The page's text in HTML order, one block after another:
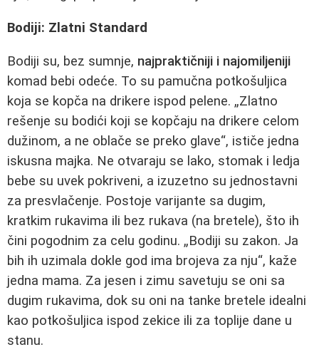
Bodiji: Zlatni Standard
Bodiji su, bez sumnje, najpraktičniji i najomiljeniji
komad bebi odeće. To su pamučna potkošuljica
koja se kopča na drikere ispod pelene. „Zlatno
rešenje su bodići koji se kopčaju na drikere celom
dužinom, a ne oblače se preko glave“, ističe jedna
iskusna majka. Ne otvaraju se lako, stomak i ledja
bebe su uvek pokriveni, a izuzetno su jednostavni
za presvlačenje. Postoje varijante sa dugim,
kratkim rukavima ili bez rukava (na bretele), što ih
čini pogodnim za celu godinu. „Bodiji su zakon. Ja
bih ih uzimala dokle god ima brojeva za nju“, kaže
jedna mama. Za jesen i zimu savetuju se oni sa
dugim rukavima, dok su oni na tanke bretele idealni
kao potkošuljica ispod zekice ili za toplije dane u
stanu.